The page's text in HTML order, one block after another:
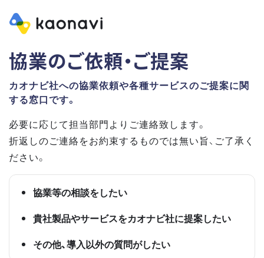
協業のご依頼・ご提案
カオナビ社への協業依頼や各種サービスのご提案に関
する窓口です。
必要に応じて担当部門よりご連絡致します。
折返しのご連絡をお約束するものでは無い旨、ご了承く
ださい。
協業等の相談をしたい
貴社製品やサービスをカオナビ社に提案したい
その他、導入以外の質問がしたい